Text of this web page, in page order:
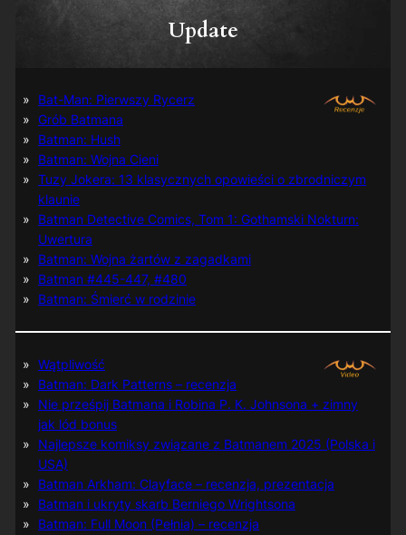
Update
Bat-Man: Pierwszy Rycerz
Grób Batmana
Batman: Hush
Batman: Wojna Cieni
Tuzy Jokera: 13 klasycznych opowieści o zbrodniczym
klaunie
Batman Detective Comics, Tom 1: Gothamski Nokturn:
Uwertura
Batman: Wojna żartów z zagadkami
Batman #445-447, #480
Batman: Śmierć w rodzinie
Wątpliwość
Batman: Dark Patterns – recenzja
Nie prześpij Batmana i Robina P. K. Johnsona + zimny
jak lód bonus
Najlepsze komiksy związane z Batmanem 2025 (Polska i
USA)
Batman Arkham: Clayface – recenzja, prezentacja
Batman i ukryty skarb Berniego Wrightsona
Batman: Full Moon (Pełnia) – recenzja